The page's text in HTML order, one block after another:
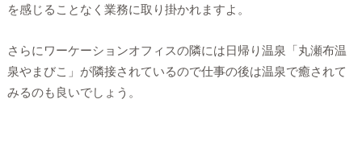
を感じることなく業務に取り掛かれますよ。
さらにワーケーションオフィスの隣には日帰り温泉「丸瀬布温
泉やまびこ」が隣接されているので仕事の後は温泉で癒されて
みるのも良いでしょう。